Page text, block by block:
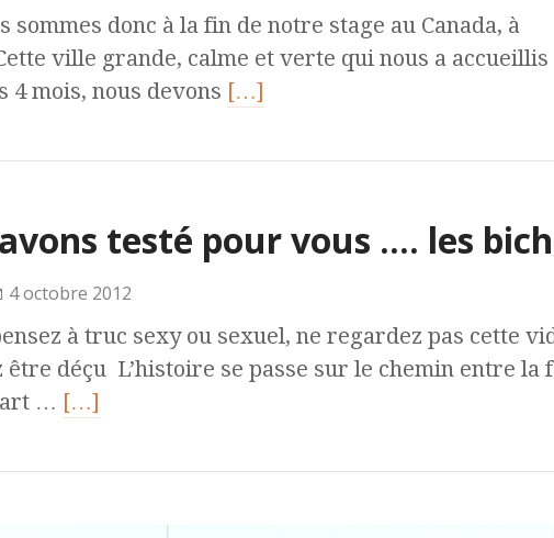
sommes donc à la fin de notre stage au Canada, à
ville grande, calme et verte qui nous a accueillis
4 mois, nous devons […]
testé pour vous …. les
4 octobre 2012
à truc sexy ou sexuel, ne regardez pas cette
être déçu L’histoire se passe sur le chemin entre la
… […]